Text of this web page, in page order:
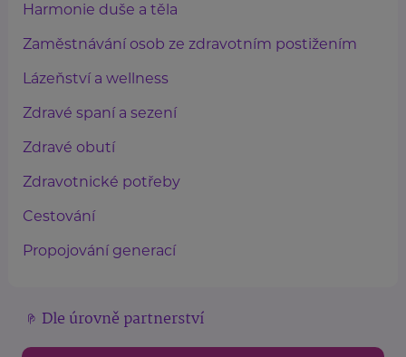
Harmonie duše a těla
Zaměstnávání osob ze zdravotním postižením
Lázeňství a wellness
Zdravé spaní a sezení
Zdravé obutí
Zdravotnické potřeby
Cestování
Propojování generací
Dle úrovně partnerství